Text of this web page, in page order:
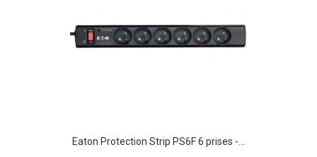
Eaton Protection Strip PS6F 6 prises -...